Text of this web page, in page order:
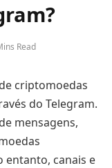
Read
criptomoedas
do Telegram.
mensagens,
entanto, canais e